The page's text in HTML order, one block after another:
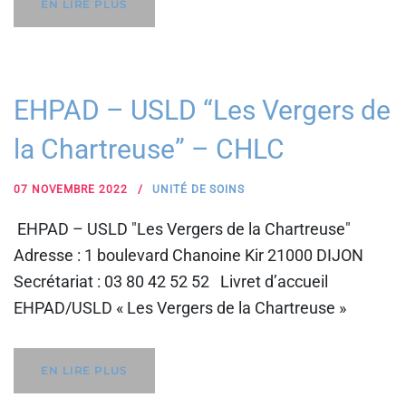
EN LIRE PLUS
EHPAD – USLD “Les Vergers de
la Chartreuse” – CHLC
07 NOVEMBRE 2022 UNITÉ DE SOINS
EHPAD – USLD "Les Vergers de la Chartreuse"
Adresse : 1 boulevard Chanoine Kir 21000 DIJON
Secrétariat : 03 80 42 52 52 Livret d’accueil
EHPAD/USLD « Les Vergers de la Chartreuse »
EN LIRE PLUS